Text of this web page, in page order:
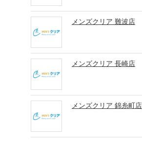
メンズクリア 難波店
メンズクリア 長崎店
メンズクリア 錦糸町店